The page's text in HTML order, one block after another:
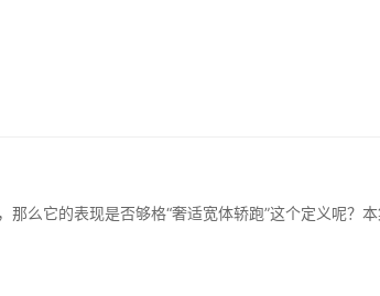
么它的表现是否够格“奢适宽体轿跑”这个定义呢？